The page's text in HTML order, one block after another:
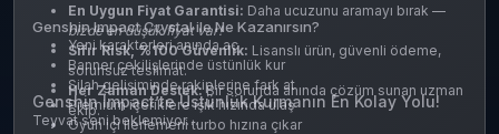
En Uygun Fiyat Garantisi: Daha ucuzunu aramayı bırak —
bizde en düşük fiyat var!
Sıfır Risk, %100 Güvenlik: Lisanslı ürün, güvenli ödeme,
sorunsuz teslimat.
Her Zaman Destek:Bir sorunda anında çözüm sunan uzman
ekip.
Genshin Impact Crystal ile Ne Kazanırsın?
Yeni karakterleri anında aç
Banner çekilişlerinde üstünlük kur
Silah gelişiminde rakiplerine fark at
Premium içeriklere ışık hızında ulaş
Oyun içi ilerlemeni turbo hızına çıkar
Genshin Impact’te Üstünlük Kurmanın En Kolay Yolu!
Teyvat seni beklemiyor…